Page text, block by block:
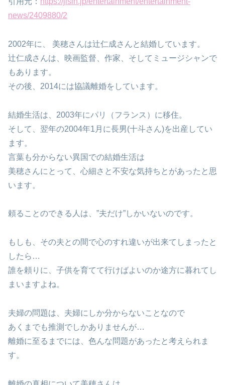
news/2409880/2
2002年に、 美穂さんは辻仁成さんと結婚しています。
辻仁成さんは、映画監督、作家、そしてミュージシャンで
もあります。
その後、2014には協議離婚をしています。
結婚生活は、2003年にパリ（フランス）に移住。
そして、翌年の2004年1月に長男(十斗さん)を出産してい
ます。
言葉も分からない異国での結婚生活は
美穂さんにとって、心細さと不安な気持ちとがあったと思
います。
頼ることのできる人は、”夫だけ”しかいないのです。
もしも、その夫との間で心のすれ違いが出来てしまったと
したら…
誰を頼りに、子供を育てて行けばよいのか途方に暮れてし
まいますよね。
夫婦の問題は、夫婦にしか分からないことなので
あくまでも推測でしかありませんが…
離婚に至るまでには、色んな問題があったと考えられま
す。